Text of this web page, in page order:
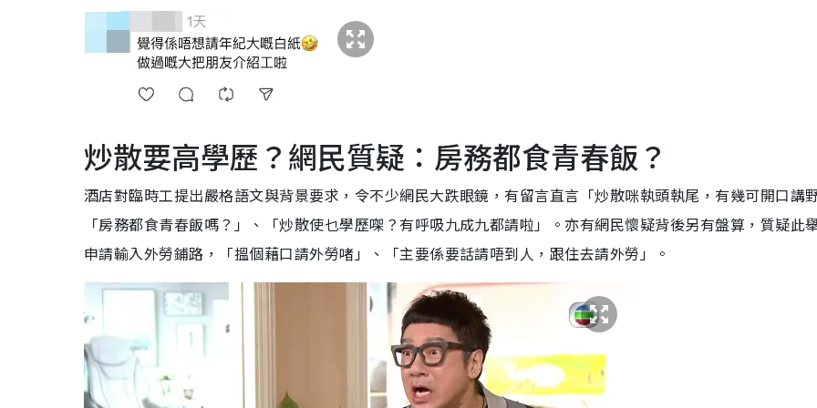
炒散要高學歷？網民質疑：房務都食青春飯？
酒店對臨時工提出嚴格語文與背景要求，令不少網民大跌眼鏡，有留言直言「炒散咪執頭執尾，有幾可開口講
「房務都食青春飯嗎？」、「炒散使乜學歷㗎？有呼吸九成九都請啦」。亦有網民懷疑背後另有盤算，質疑此
申請輸入外勞鋪路，「搵個藉口請外勞啫」、「主要係要話請唔到人，跟住去請外勞」。